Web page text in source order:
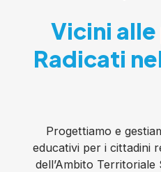
Vicini
Radicati
Progettiamo e
educativi per i cittadini
dell’Ambito Territoriale